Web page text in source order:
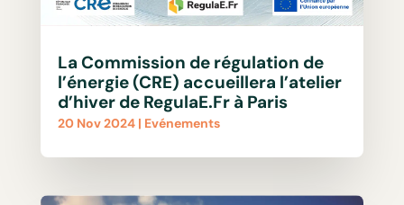
La Commission de régulation de
l’énergie (CRE) accueillera l’atelier
d’hiver de RegulaE.Fr à Paris
20 Nov 2024| Evénements